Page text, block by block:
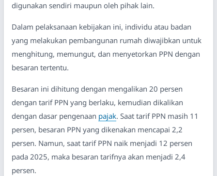
digunakan sendiri maupun oleh pihak lain.
Dalam pelaksanaan kebijakan ini, individu atau badan
yang melakukan pembangunan rumah diwajibkan untuk
menghitung, memungut, dan menyetorkan PPN dengan
besaran tertentu.
Besaran ini dihitung dengan mengalikan 20 persen
dengan tarif PPN yang berlaku, kemudian dikalikan
dengan dasar pengenaan pajak. Saat tarif PPN masih 11
persen, besaran PPN yang dikenakan mencapai 2,2
persen. Namun, saat tarif PPN naik menjadi 12 persen
pada 2025, maka besaran tarifnya akan menjadi 2,4
persen.